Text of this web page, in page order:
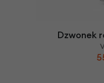
Dzwonek